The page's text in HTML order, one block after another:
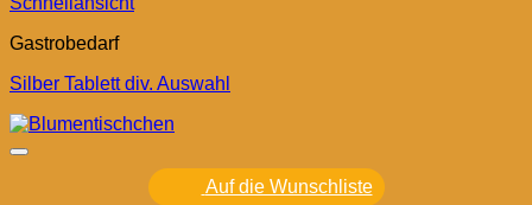
Gastrobedarf
Silber Tablett div. Auswahl
Auf die Wunschliste